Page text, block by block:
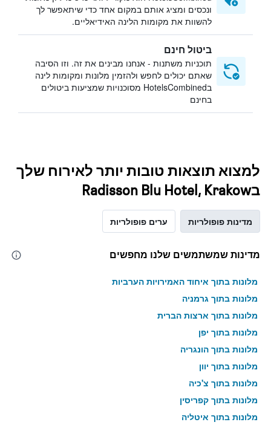
ונכסים ומציג אותם במקום אחד כדי שיתאפשר לך
להשוות את מקומות הלינה האידיאליים.
ביטול חינם
תוכניות משתנות - אנחנו מבינים את זה. וזו הסיבה
שאתם יכולים לחפש ולהזמין מלונות ומקומות לינה
בHotelsCombined מסוכנויות שמציעות ביטולים
בחינם
למצוא תוצאות טובות יותר לאירוח שלך
בRadisson Blu Hotel, Krakow
מדינות פופולריות ערים פופולריות
מדינות שמשתמשים שלנו מחפשים
מלונות בתוך איחוד האמירויות הערביות
מלונות בתוך גרמניה
מלונות בתוך ארצות הברית
מלונות בתוך יפן
מלונות בתוך הונגריה
מלונות בתוך יוון
מלונות בתוך צ'כיה
מלונות בתוך קפריסין
מלונות בתוך איטליה